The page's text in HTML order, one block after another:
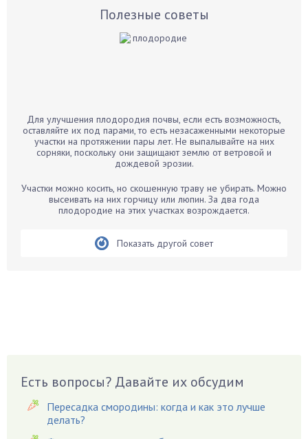
Бархатцы
Бегония
Бирючина
Бобовые
Вредители
Гардения
Гацания
Гвоздики
Полезные советы
Для улучшения плодородия почвы, если есть возможность,
оставляйте их под парами, то есть незасаженными некоторые
участки на протяжении пары лет. Не выпалывайте на них
сорняки, поскольку они защищают землю от ветровой и
дождевой эрозии.
Участки можно косить, но скошенную траву не убирать. Можно
высеивать на них горчицу или люпин. За два года
плодородие на этих участках возрождается.
Показать другой совет
Есть вопросы? Давайте их обсудим
Пересадка смородины: когда и как это лучше
делать?